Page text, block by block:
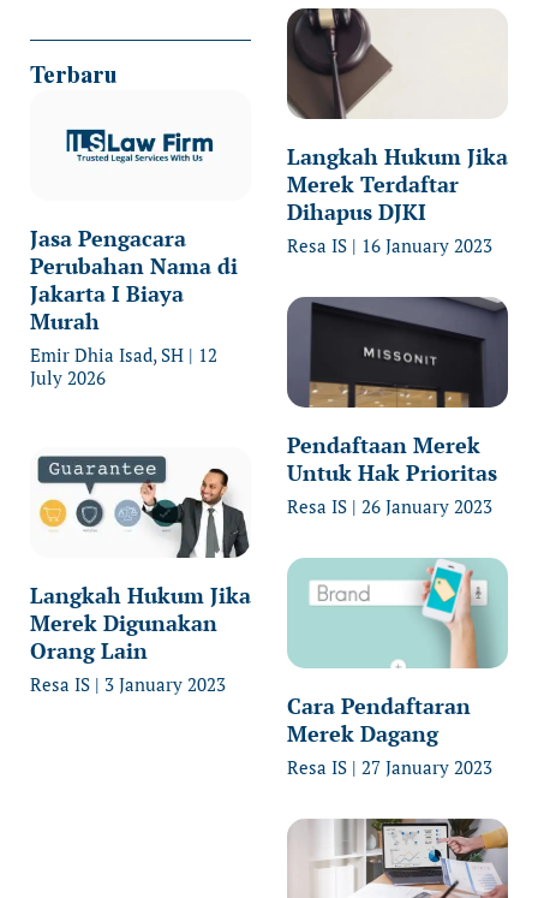
Terbaru
Jasa Pengacara
Perubahan Nama di
Jakarta I Biaya
Murah
Emir Dhia Isad, SH
12
July 2026
Langkah Hukum Jika
Merek Digunakan
Orang Lain
Resa IS 3 January 2023
Langkah Hukum Jika
Merek Terdaftar
Dihapus DJKI
Resa IS 16 January 2023
Pendaftaan Merek
Untuk Hak Prioritas
Resa IS 26 January 2023
Cara Pendaftaran
Merek Dagang
Resa IS 27 January 2023